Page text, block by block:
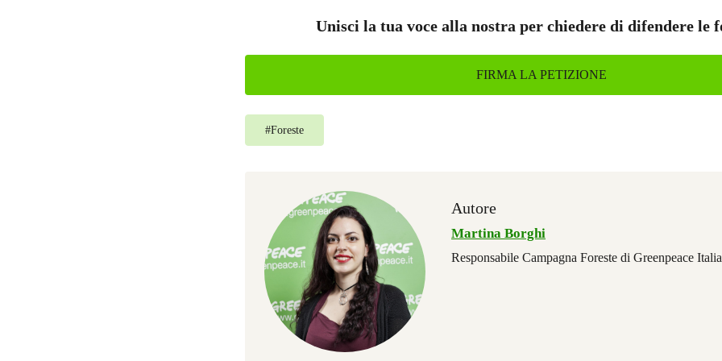
Unisci la tua voce alla nostra per chiedere di difendere le
FIRMA LA PETIZIONE
#Foreste
Autore
Martina Borghi
Responsabile Campagna Foreste di Greenpeace